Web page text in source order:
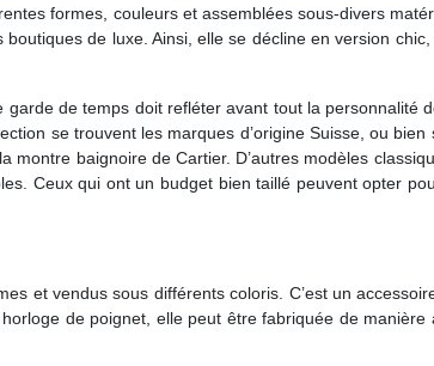
formes, couleurs et assemblées sous-divers
de luxe. Ainsi, elle se décline en version chic,
garde de temps doit refléter avant tout la personnalité
se trouvent les marques d’origine Suisse, ou bien
baignoire de Cartier. D’autres modèles
Ceux qui ont un budget bien taillé peuvent opter
et vendus sous différents coloris. C’est un
de poignet, elle peut être fabriquée de manière